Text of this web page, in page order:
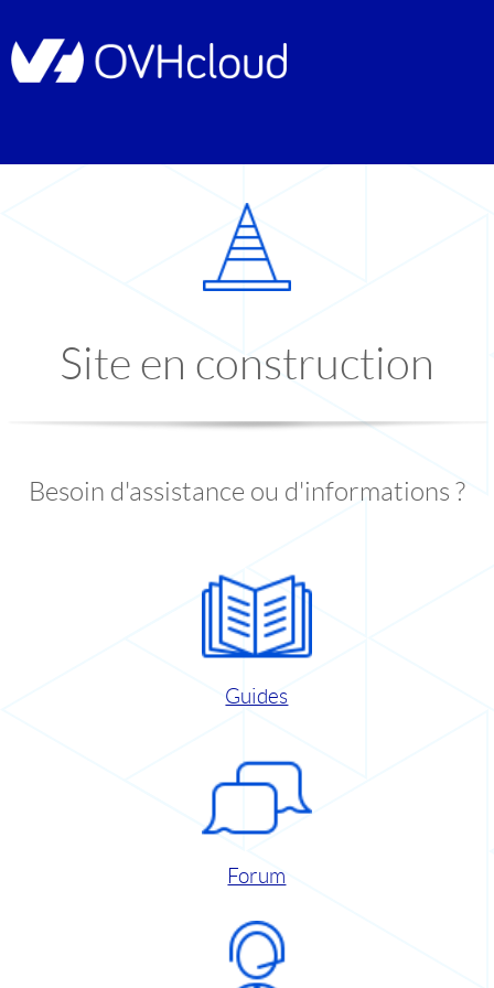
Site en construction
Besoin d'assistance ou d'informations ?
Guides
Forum